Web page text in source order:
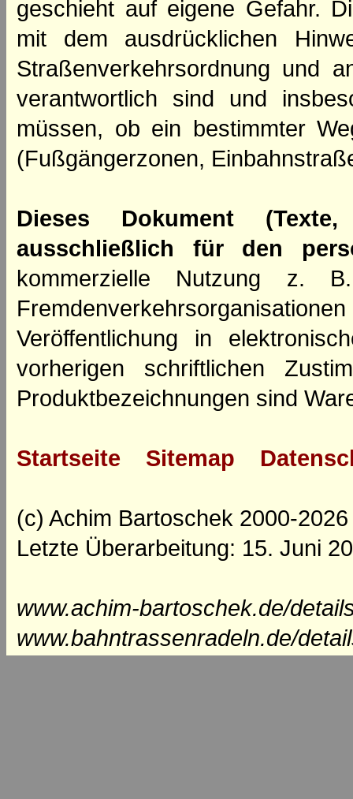
geschieht auf eigene Gefahr.
mit dem ausdrücklichen
Straßenverkehrsordnung und
verantwortlich sind und
müssen, ob ein bestimmter
(Fußgängerzonen,
Dieses Dokument
ausschließlich für den
kommerzielle Nutzung z.
Veröffentlichung in
vorherigen schriftlichen
Produktbezeichnungen sind
Startseite Sitemap
(c) Achim Bartoschek 2000-2026
Letzte Überarbeitung: 15. Juni
www.achim-bartoschek.de/
www.bahntrassenradeln.de/